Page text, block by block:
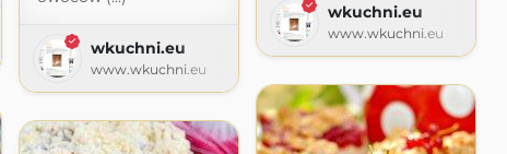
wkuchni.eu
www.wkuchni.eu
wkuchni.eu
www.wkuchni.eu